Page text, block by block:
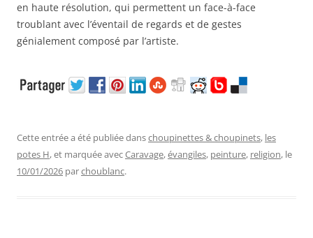
en haute résolution, qui permettent un face-à-face
troublant avec l’éventail de regards et de gestes
génialement composé par l’artiste.
Cette entrée a été publiée danschoupinettes & choupinets, les
potes H, et marquée avecCaravage,évangiles, peinture, religion, le
10/01/2026 parchoublanc.